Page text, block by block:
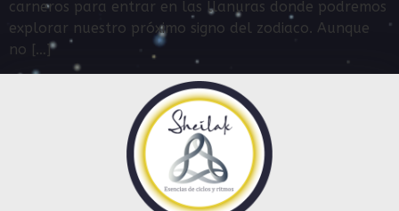
carneros para entrar en las llanuras donde podremos
explorar nuestro próximo signo del zodiaco. Aunque
no […]